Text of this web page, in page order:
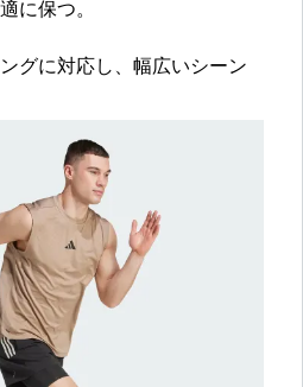
に保つ。
グに対応し、幅広いシーン